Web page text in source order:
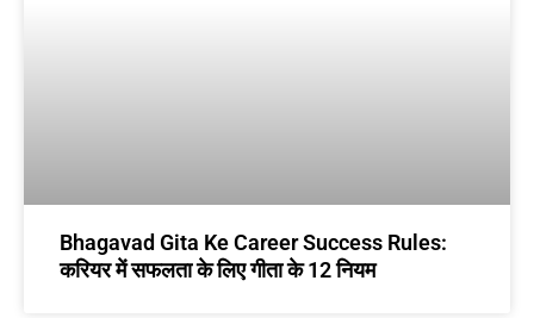
Bhagavad Gita Ke Career Success Rules:
करियर में सफलता के लिए गीता के 12 नियम